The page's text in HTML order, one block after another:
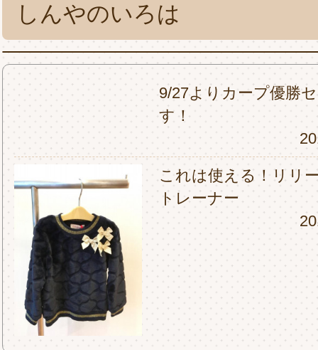
しんやのいろは
9/27よりカープ優勝
す！
これは使える！リリ
トレーナー